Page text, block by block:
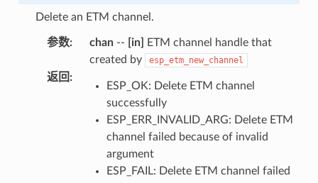
Delete an ETM channel.
参数: chan-- [in]
ETM channel handle that
created by
esp_etm_new_channel
返回:
ESP_OK: Delete ETM channel
successfully
ESP_ERR_INVALID_ARG: Delete ETM
channel failed because of invalid
argument
ESP_FAIL: Delete ETM channel failed